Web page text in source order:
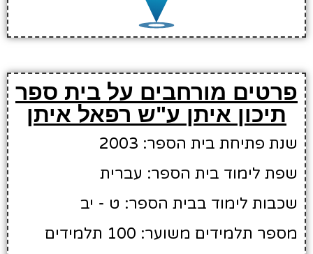
פרטים מורחבים על בית ספר
תיכון איתן ע"ש רפאל איתן
שנת פתיחת בית הספר: 2003
שפת לימוד בית הספר: עברית
שכבות לימוד בבית הספר: ט - יב
מספר תלמידים משוער: 100 תלמידים